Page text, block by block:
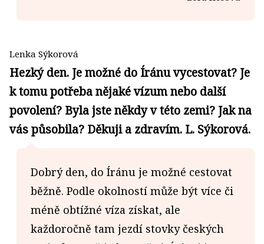
Lenka Sýkorová
Hezký den. Je možné do Íránu vycestovat? Je
k tomu potřeba nějaké vízum nebo další
povolení? Byla jste někdy v této zemi? Jak na
vás působila? Děkuji a zdravím. L. Sýkorová.
Dobrý den, do Íránu je možné cestovat
běžně. Podle okolností může být více či
méně obtížné víza získat, ale
každoročně tam jezdí stovky českých